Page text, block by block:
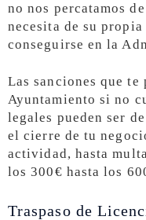
no nos percatamos
necesita de su
conseguirse en la
Las sanciones que te
Ayuntamiento si no
legales pueden ser
el cierre de tu
actividad, hasta
los 300€ hasta los
Traspaso de